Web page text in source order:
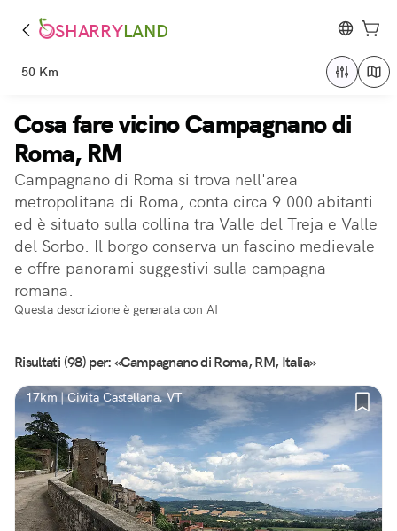
SHARRYLAND
50 Km
Cosa fare vicino Campagnano di
Roma, RM
Campagnano di Roma si trova nell'area
metropolitana di Roma, conta circa 9.000 abitanti
ed è situato sulla collina tra Valle del Treja e Valle
del Sorbo. Il borgo conserva un fascino medievale
e offre panorami suggestivi sulla campagna
romana.
Questa descrizione è generata con AI
Risultati (98) per: «Campagnano di Roma, RM, Italia»
17km | Civita Castellana, VT